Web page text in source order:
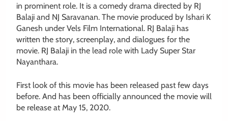
in prominent role. It is a comedy drama directed by RJ
Balaji and NJ Saravanan. The movie produced by Ishari K
Ganesh under Vels Film International. RJ Balaji has
written the story, screenplay, and dialogues for the
movie. RJ Balaji in the lead role with Lady Super Star
Nayanthara.
First look of this movie has been released past few days
before. And has been officially announced the movie will
be release at May 15, 2020.